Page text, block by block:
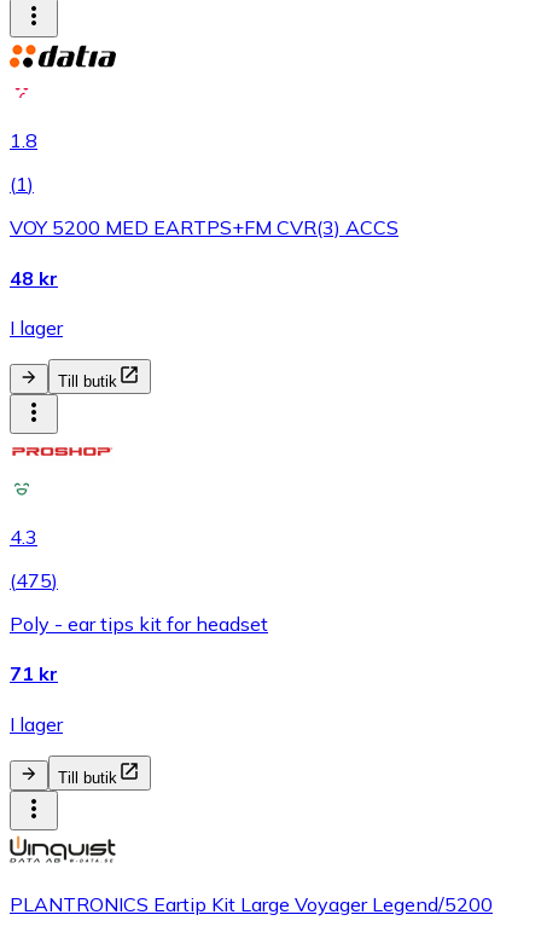
1.8
(1)
VOY 5200 MED EARTPS+FM CVR(3) ACCS
48 kr
I lager
Till butik
4.3
(475)
Poly - ear tips kit for headset
71 kr
I lager
Till butik
PLANTRONICS Eartip Kit Large Voyager Legend/5200